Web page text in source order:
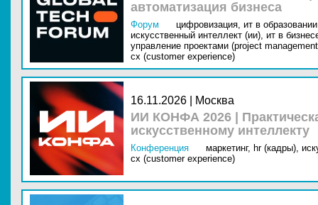
автоматизация бизнеса
Форум цифровизация, ит в
искусственный интеллект (ии), ит в
управление проектами (project
cx (customer experience)
16.11.2026 | Москва
ИИ КОНФА 2026 |
искусственному интеллекту
Конференция маркетинг, hr (кадры),
cx (customer experience)